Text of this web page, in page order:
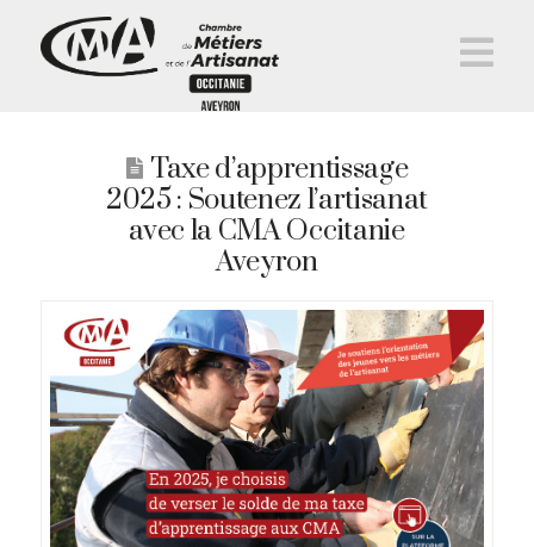
Taxe d’apprentissage
2025 : Soutenez l’artisanat
avec la CMA Occitanie
Aveyron